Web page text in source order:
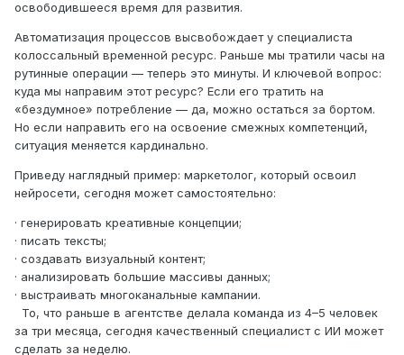
освободившееся время для развития.
Автоматизация процессов высвобождает у специалиста
колоссальный временной ресурс. Раньше мы тратили часы на
рутинные операции — теперь это минуты. И ключевой вопрос:
куда мы направим этот ресурс? Если его тратить на
«бездумное» потребление — да, можно остаться за бортом.
Но если направить его на освоение смежных компетенций,
ситуация меняется кардинально.
Приведу наглядный пример: маркетолог, который освоил
нейросети, сегодня может самостоятельно:
· генерировать креативные концепции;
· писать тексты;
· создавать визуальный контент;
· анализировать большие массивы данных;
· выстраивать многоканальные кампании.
То, что раньше в агентстве делала команда из 4–5 человек
за три месяца, сегодня качественный специалист с ИИ может
сделать за неделю.